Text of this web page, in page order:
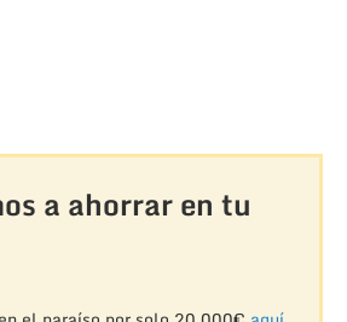
a ahorrar en tu